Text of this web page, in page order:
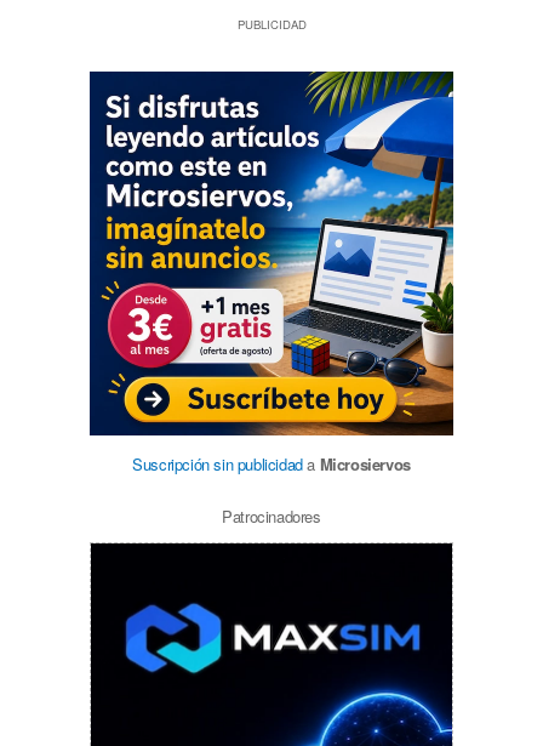
PUBLICIDAD
Suscripción sin publicidada Microsiervos
Patrocinadores